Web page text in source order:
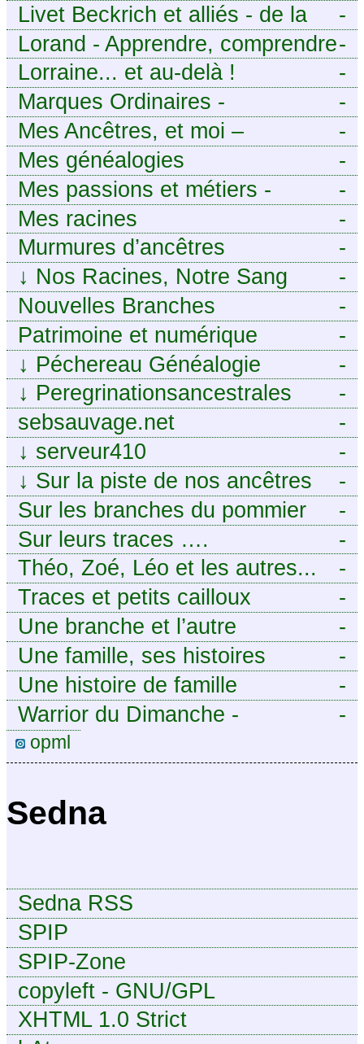
-
Livet Beckrich et alliés - de la
généalogie à l’écriture.
-
Lorand - Apprendre, comprendre
et transmettre pour exister.
(Descartes)
-
Lorraine... et au-delà !
-
Marques Ordinaires -
Généalogie de Moselle et
d’ailleurs
-
Mes Ancêtres, et moi –
Découvrez mes aïeux en Ille-et-
Vilaine et ailleurs
-
Mes généalogies
-
Mes passions et métiers -
Généalogie et Tir à l’Arc
-
Mes racines
-
Murmures d’ancêtres
-
↓ Nos Racines, Notre Sang
-
Nouvelles Branches
-
Patrimoine et numérique
-
↓ Péchereau Généalogie
-
↓ Peregrinationsancestrales
-
sebsauvage.net
-
↓ serveur410
-
↓ Sur la piste de nos ancêtres
en Périgord.
-
Sur les branches du pommier
-
Sur leurs traces ….
-
Théo, Zoé, Léo et les autres...
-
Traces et petits cailloux
-
Une branche et l’autre
-
Une famille, ses histoires
-
Une histoire de famille
-
Warrior du Dimanche -
Publication à caractère
intermittent, approximatif et
opml
Sedna
Sedna RSS
SPIP
SPIP-Zone
copyleft - GNU/GPL
XHTML 1.0 Strict